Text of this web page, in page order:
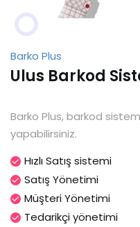
Barko Plus
Ulus Barkod
Barko Plus, barkod
yapabilirsiniz.
Hızlı Satış sistemi
Satış Yönetimi
Müşteri Yönetimi
Tedarikçi yönetimi